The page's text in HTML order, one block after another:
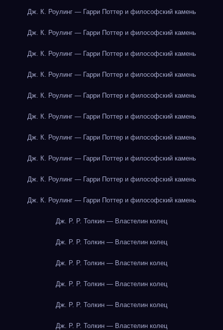
Дж. К. Роулинг — Гарри Поттер и философский камень
Дж. К. Роулинг — Гарри Поттер и философский камень
Дж. К. Роулинг — Гарри Поттер и философский камень
Дж. К. Роулинг — Гарри Поттер и философский камень
Дж. К. Роулинг — Гарри Поттер и философский камень
Дж. К. Роулинг — Гарри Поттер и философский камень
Дж. К. Роулинг — Гарри Поттер и философский камень
Дж. К. Роулинг — Гарри Поттер и философский камень
Дж. К. Роулинг — Гарри Поттер и философский камень
Дж. К. Роулинг — Гарри Поттер и философский камень
Дж. Р. Р. Толкин — Властелин колец
Дж. Р. Р. Толкин — Властелин колец
Дж. Р. Р. Толкин — Властелин колец
Дж. Р. Р. Толкин — Властелин колец
Дж. Р. Р. Толкин — Властелин колец
Дж. Р. Р. Толкин — Властелин колец